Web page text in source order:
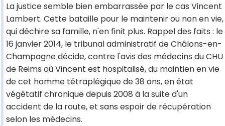
La justice semble bien embarrassée par le cas Vincent
Lambert. Cette bataille pour le maintenir ou non en vie,
qui déchire sa famille, n'en finit plus. Rappel des faits : le
16 janvier 2014, le tribunal administratif de Châlons-en-
Champagne décide, contre l'avis des médecins du CHU
de Reims où Vincent est hospitalisé, du maintien en vie
de cet homme tétraplégique de 38 ans, en état
végétatif chronique depuis 2008 à la suite d'un
accident de la route, et sans espoir de récupération
selon les médecins.